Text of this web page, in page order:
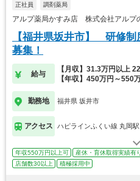
正社員 調剤薬局
アルプ薬局かすみ店 株式会社アルプ
【福井県坂井市】 研修
募集！
給与
【月収】31.3万円以上
【年収】450万円～550
勤務地 福井県 坂井市
アクセス ハピラインふくい線 丸岡駅
年収550万円以上可 産休・育休取得実績有
店舗数30以上
積極採用中